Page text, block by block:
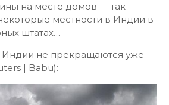
на месте домов — так
местности в Индии в
штатах…
не прекращаются уже
| Babu):